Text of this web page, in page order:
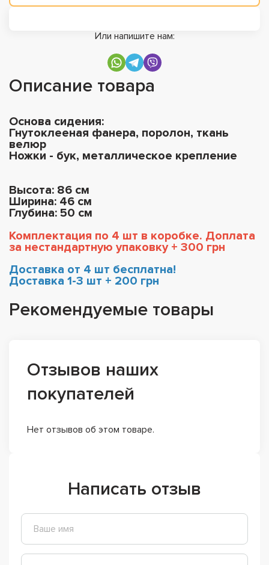
Или напишите нам:
Описание товара
Основа сидения:
Гнутоклееная фанера, поролон, ткань
велюр
Ножки - бук, металлическое крепление
Высота: 86 см
Ширина: 46 см
Глубина: 50 см
Комплектация по 4 шт в коробке. Доплата
за нестандартную упаковку + 300 грн
Доставка от 4 шт бесплатна!
Доставка 1-3 шт + 200 грн
Рекомендуемые товары
Отзывов наших
покупателей
Нет отзывов об этом товаре.
Написать отзыв